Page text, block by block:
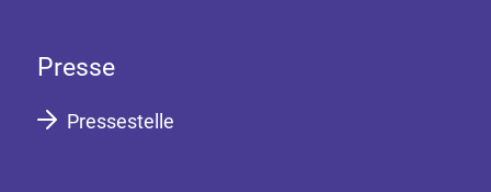
Presse
Pressestelle